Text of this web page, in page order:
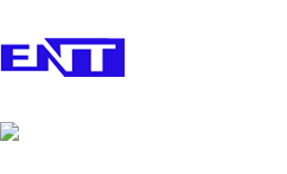
온라인 문의